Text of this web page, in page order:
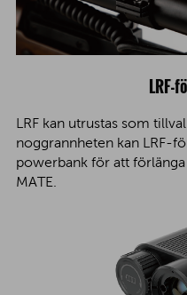
LRF-
LRF kan utrustas som
noggrannheten kan LRF-
powerbank för att
MATE.